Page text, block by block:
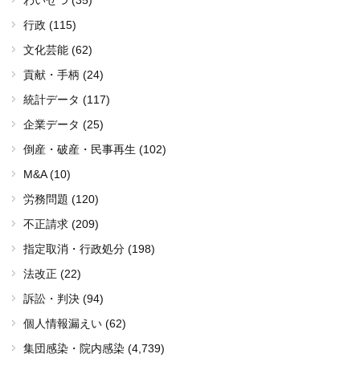
行政 (115)
文化芸能 (62)
貢献・手柄 (24)
統計データ (117)
企業データ (25)
倒産・破産・民事再生 (102)
M&A (10)
労務問題 (120)
不正請求 (209)
指定取消・行政処分 (198)
法改正 (22)
訴訟・判決 (94)
個人情報漏えい (62)
集団感染・院内感染 (4,739)